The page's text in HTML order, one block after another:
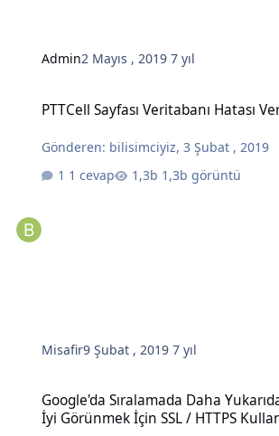
Admin2 Mayıs , 20197 yıl
PTTCell Sayfası Veritabanı Hatası
Gönderen: bilisimciyiz,3 Şubat , 2019
1 cevap
1,3b görüntü
Misafir9 Şubat , 20197 yıl
Google'da Sıralamada Daha
İyi Görünmek İçin SSL / HTTPS